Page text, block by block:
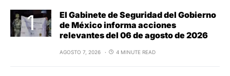
El Gabinete de Seguridad del Gobierno
de México informa acciones
relevantes del 06 de agosto de 2026
AGOSTO 7, 2026 4 MINUTE READ